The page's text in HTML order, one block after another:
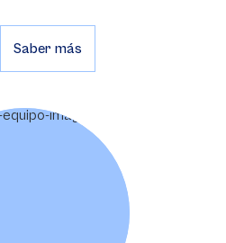
Saber más